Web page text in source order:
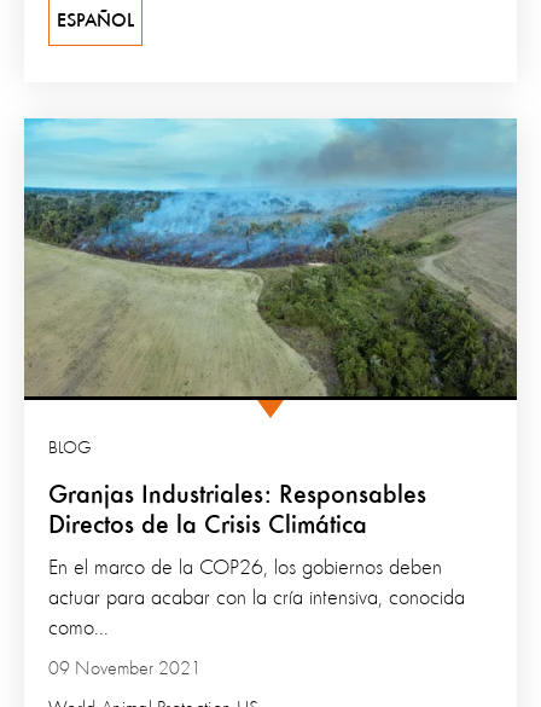
ESPAÑOL
Granjas Industriales: Responsables
Directos de la Crisis Climática
BLOG
09 November 2021
En el marco de la COP26, los gobiernos deben
actuar para acabar con la cría intensiva, conocida
como...